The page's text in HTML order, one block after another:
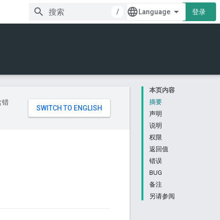
/ 登录
本页内容
摘要
声明
说明
权限
返回值
错误
BUG
备注
另请参阅
错